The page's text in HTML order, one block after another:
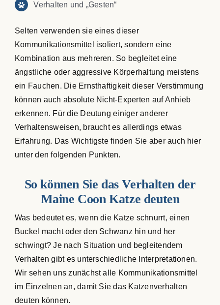
Verhalten und „Gesten“
Selten verwenden sie eines dieser
Kommunikationsmittel isoliert, sondern eine
Kombination aus mehreren. So begleitet eine
ängstliche oder aggressive Körperhaltung meistens
ein Fauchen. Die Ernsthaftigkeit dieser Verstimmung
können auch absolute Nicht-Experten auf Anhieb
erkennen. Für die Deutung einiger anderer
Verhaltensweisen, braucht es allerdings etwas
Erfahrung. Das Wichtigste finden Sie aber auch hier
unter den folgenden Punkten.
So können Sie das Verhalten der
Maine Coon Katze deuten
Was bedeutet es, wenn die Katze schnurrt, einen
Buckel macht oder den Schwanz hin und her
schwingt? Je nach Situation und begleitendem
Verhalten gibt es unterschiedliche Interpretationen.
Wir sehen uns zunächst alle Kommunikationsmittel
im Einzelnen an, damit Sie das Katzenverhalten
deuten können.